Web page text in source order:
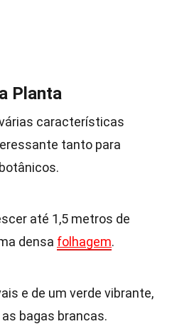
Planta
características
tanto para
até 1,5 metros de
densa folhagem.
e de um verde vibrante,
bagas brancas.